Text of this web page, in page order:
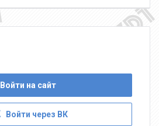
Войти на сайт
Войти через ВК